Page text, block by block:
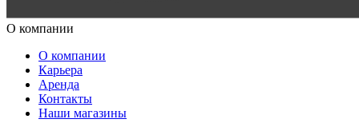
О компании
О компании
Карьера
Аренда
Контакты
Наши магазины